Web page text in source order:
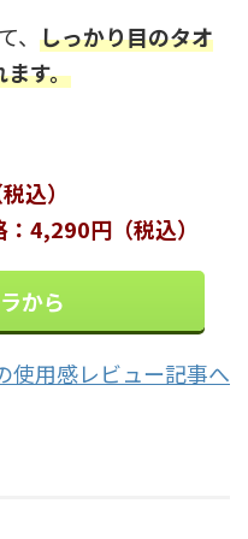
しっかり目のタオ
す。
込）
4,290円（税込）
から
用感レビュー記事へ